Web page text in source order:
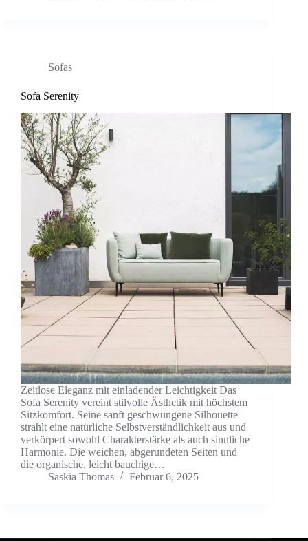
Sofas
Sofa Serenity
Zeitlose Eleganz mit einladender Leichtigkeit Das
Sofa Serenity vereint stilvolle Ästhetik mit höchstem
Sitzkomfort. Seine sanft geschwungene Silhouette
strahlt eine natürliche Selbstverständlichkeit aus und
verkörpert sowohl Charakterstärke als auch sinnliche
Harmonie. Die weichen, abgerundeten Seiten und
die organische, leicht bauchige…
Saskia Thomas
Februar 6, 2025